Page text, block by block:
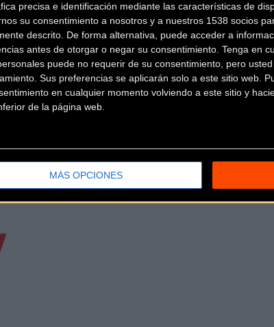
precisa e identificación mediante las características de
su consentimiento a nosotros y a nuestros 1538 socios
descrito. De forma alternativa, puede acceder a
antes de otorgar o negar su consentimiento. Tenga en
puede no requerir de su consentimiento, pero
Sus preferencias se aplicarán solo a este sitio web.
en cualquier momento volviendo a este sitio y
de la página web.
MÁS OPCIONES